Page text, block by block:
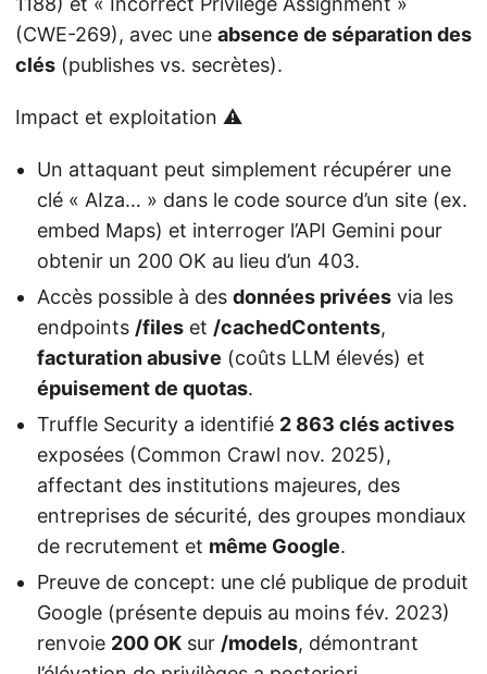
(CWE-269), avec une absence de séparation des
clés (publishes vs. secrètes).
Impact et exploitation ⚠️
Un attaquant peut simplement récupérer une
clé « AIza… » dans le code source d’un site (ex.
embed Maps) et interroger l’API Gemini pour
obtenir un 200 OK au lieu d’un 403.
Accès possible à des données privées via les
endpoints /files et /cachedContents,
facturation abusive (coûts LLM élevés) et
épuisement de quotas.
Truffle Security a identifié 2 863 clés actives
exposées (Common Crawl nov. 2025),
affectant des institutions majeures, des
entreprises de sécurité, des groupes mondiaux
de recrutement et même Google.
Preuve de concept: une clé publique de produit
Google (présente depuis au moins fév. 2023)
renvoie 200 OK sur /models, démontrant